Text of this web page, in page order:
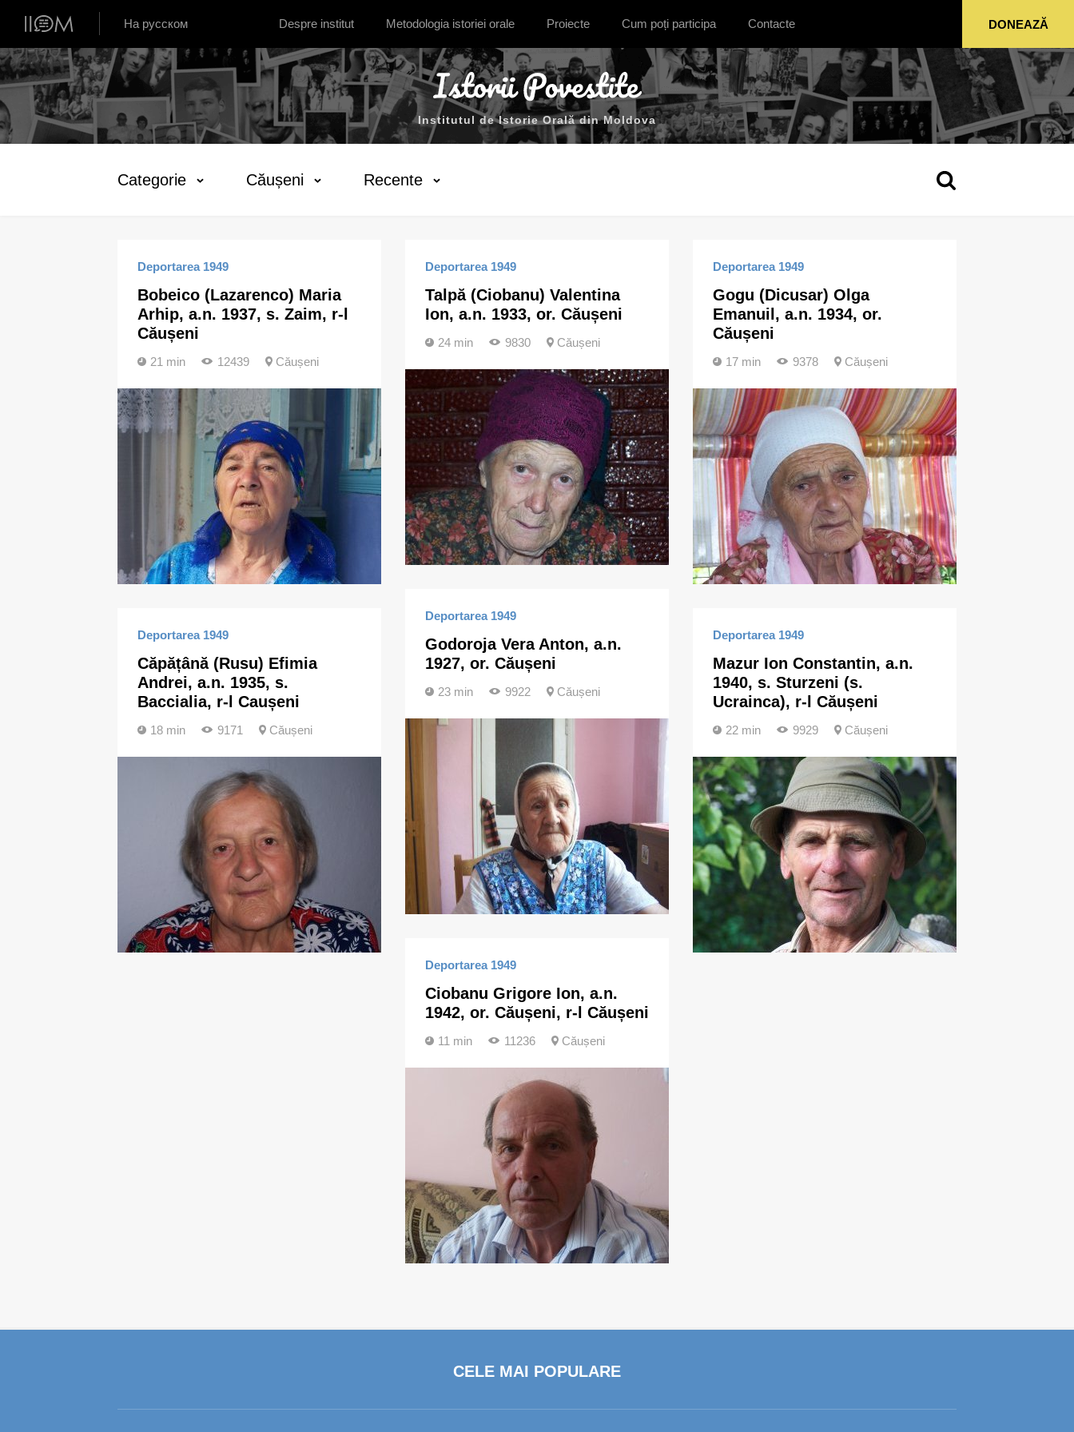
Institutul de Istorie Orală din Moldova
На русском Despre institut Metodologia istoriei orale Proiecte Cum poți participa Contacte DONEAZĂ
Institutul de Istorie Orală din Moldova
Categorie Căușeni Recente
Deportarea 1949
Bobeico (Lazarenco) Maria
Arhip, a.n. 1937, s. Zaim, r-l
Căușeni
21 min 12439 Căușeni
Deportarea 1949
Talpă (Ciobanu) Valentina
Ion, a.n. 1933, or. Căușeni
24 min 9830 Căușeni
Deportarea 1949
Gogu (Dicusar) Olga
Emanuil, a.n. 1934, or.
Căușeni
17 min 9378 Căușeni
Deportarea 1949
Godoroja Vera Anton, a.n.
1927, or. Căușeni
23 min 9922 Căușeni
Deportarea 1949
Căpățână (Rusu) Efimia
Andrei, a.n. 1935, s.
Baccialia, r-l Caușeni
18 min 9171 Căușeni
Deportarea 1949
Mazur Ion Constantin, a.n.
1940, s. Sturzeni (s.
Ucrainca), r-l Căușeni
22 min 9929 Căușeni
Deportarea 1949
Ciobanu Grigore Ion, a.n.
1942, or. Căușeni, r-l Căușeni
11 min 11236 Căușeni
CELE MAI POPULARE